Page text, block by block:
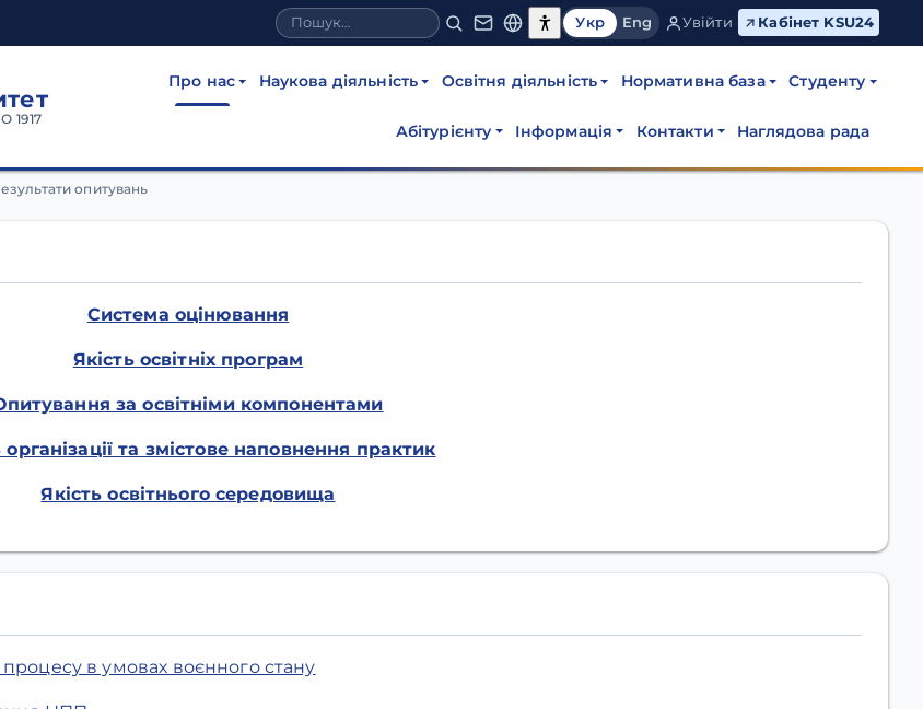
Укр Eng Увійти Кабінет KSU24
1917
Про нас Наукова діяльність Освітня діяльність Нормативна база Студенту
Абітурієнту Інформація Контакти Наглядова рада
опитувань
Система оцінювання
Якість освітніх програм
за освітніми компонентами
організації та змістове наповнення практик
Якість освітнього середовища
в умовах воєнного стану